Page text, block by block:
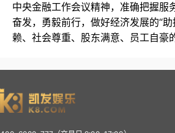
中央金融工作会议精神，准确把握服
奋发，勇毅前行，做好经济发展的“
赖、社会尊重、股东满意、员工自豪